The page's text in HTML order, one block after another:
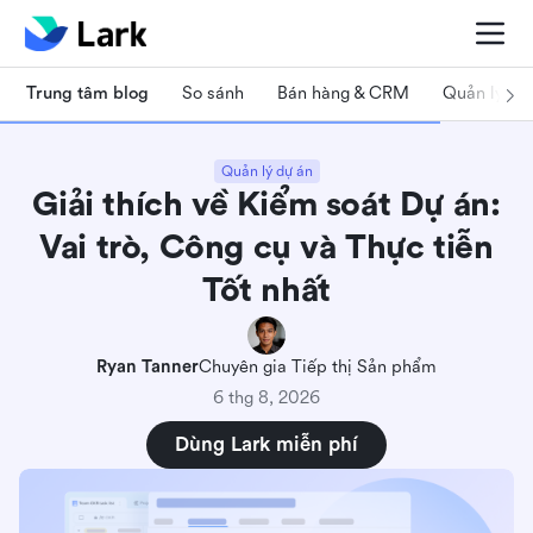
Trung tâm blog So sánh Bán hàng & CRM Quản lý dự
Quản lý dự án
Giải thích về Kiểm soát Dự án:
Vai trò, Công cụ và Thực tiễn
Tốt nhất
Ryan TannerChuyên gia Tiếp thị Sản phẩm
6 thg 8, 2026
Dùng Lark miễn phí
Kiểm soát dự án là gì?